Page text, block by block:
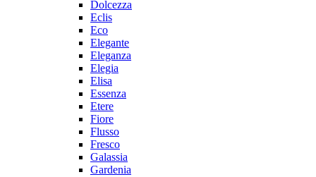
Dolcezza
Eclis
Eco
Elegante
Eleganza
Elegia
Elisa
Essenza
Etere
Fiore
Flusso
Fresco
Galassia
Gardenia